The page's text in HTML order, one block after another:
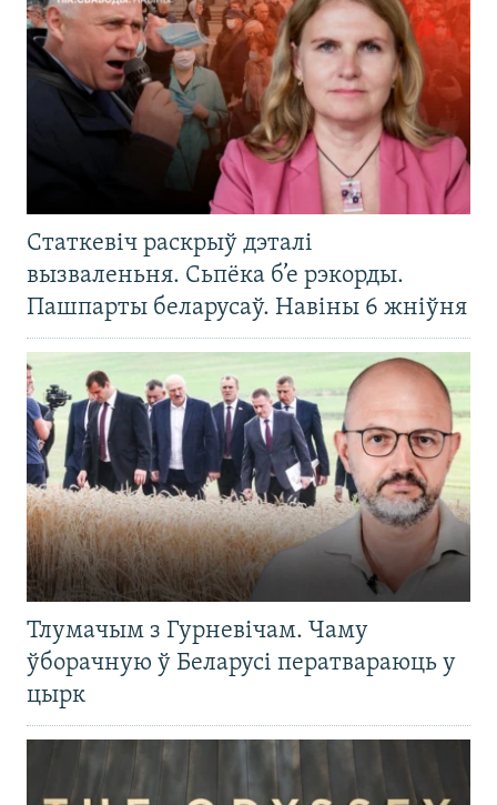
Статкевіч раскрыў дэталі
вызваленьня. Сьпёка б’е рэкорды.
Пашпарты беларусаў. Навіны 6 жніўня
Тлумачым з Гурневічам. Чаму
ўборачную ў Беларусі ператвараюць у
цырк